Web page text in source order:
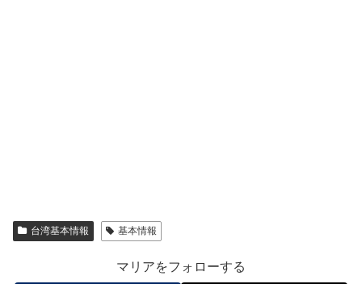
台湾基本情報 基本情報
マリアをフォローする